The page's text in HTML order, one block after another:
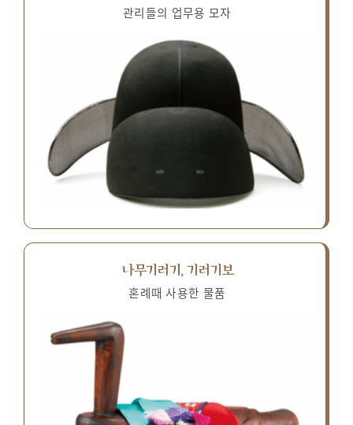
관리들의 업무용 모자
나무기러기, 기러기보
혼례때 사용한 물품